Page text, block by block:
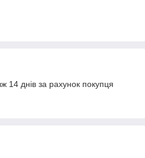
14 днів за рахунок покупця